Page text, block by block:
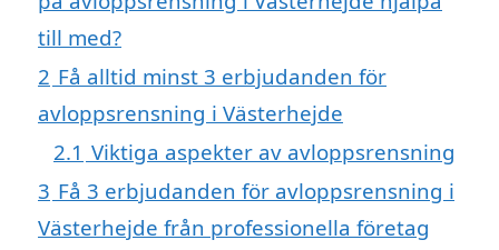
till med?
2 Få alltid minst 3 erbjudanden för
avloppsrensning i Västerhejde
2.1 Viktiga aspekter av avloppsrensning
3 Få 3 erbjudanden för avloppsrensning i
Västerhejde från professionella företag